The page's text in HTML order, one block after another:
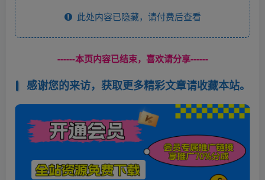
此处内容已隐藏，请付费后查看
------本页内容已结束，喜欢请分享------
感谢您的来访，获取更多精彩文章请收藏本站。